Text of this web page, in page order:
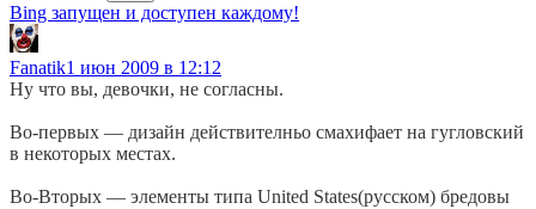
Bing запущен и доступен каждому!
Fanatik1 июн 2009 в 12:12
Ну что вы, девочки, не согласны.
Во-первых — дизайн действителньо смахифает на гугловский
в некоторых местах.
Во-Вторых — элементы типа United States(русском) бредовы